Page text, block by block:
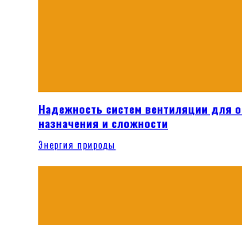
Надежность систем вентиляции для
назначения и сложности
Энергия природы